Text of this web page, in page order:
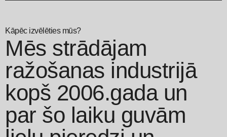
Kāpēc izvēlēties mūs?
Mēs strādājam
ražošanas industrijā
kopš 2006.gada un
par šo laiku guvām